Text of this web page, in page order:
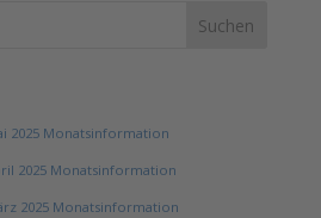
2025 Monatsinformation
2025 Monatsinformation
2025 Monatsinformation